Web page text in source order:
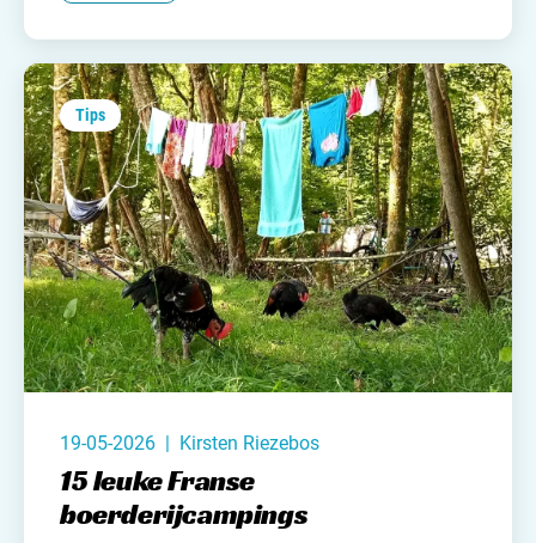
Tips
19-05-2026 | Kirsten Riezebos
15 leuke Franse
boerderijcampings